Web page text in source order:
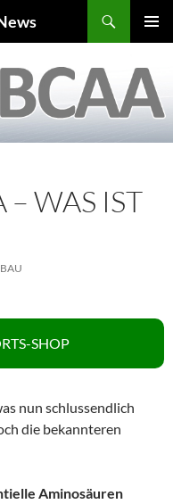
– WAS IST
SHOP
nun schlussendlich
die bekannteren
Aminosäuren